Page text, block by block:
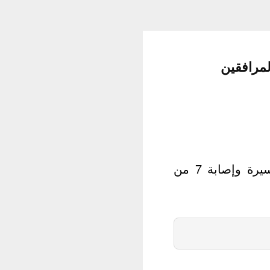
عاجل.. نجاة الرئيس الفنزويلي من محاولة اغتيال باستخدام طائرات مسيرة وإصابة 7 من